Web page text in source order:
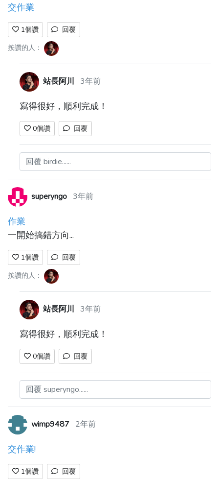
交作業
1個讚
回覆
按讚的人：
站長阿川 3年前
寫得很好，順利完成！
0個讚 回覆
回覆 birdie......
superyngo 3年前
作業
一開始搞錯方向...
1個讚
回覆
按讚的人：
站長阿川 3年前
寫得很好，順利完成！
0個讚 回覆
回覆 superyngo......
wimp9487 2年前
交作業!
1個讚
回覆